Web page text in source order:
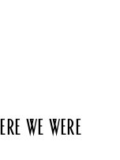
we were